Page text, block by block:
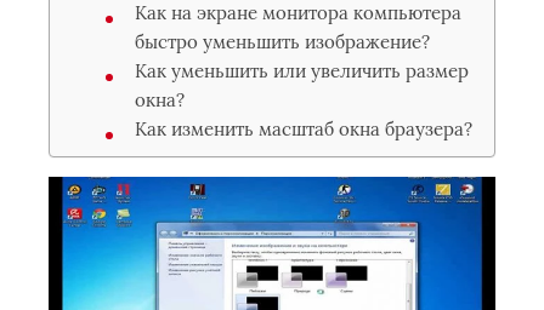
Как на экране монитора компьютера
быстро уменьшить изображение?
Как уменьшить или увеличить размер
окна?
Как изменить масштаб окна браузера?